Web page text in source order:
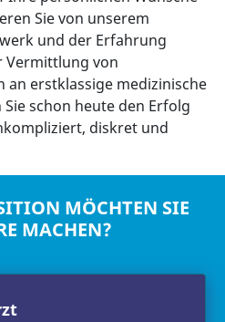
Sie von unserem
und der Erfahrung
Vermittlung von
erstklassige medizinische
schon heute den Erfolg
diskret und
MÖCHTEN SIE
MACHEN?